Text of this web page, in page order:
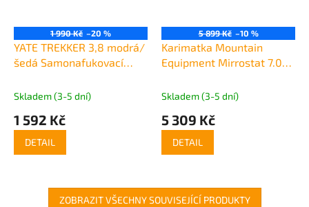
1 990 Kč –20 %
YATE TREKKER 3,8 modrá/
šedá Samonafukovací
Skladem (3-5 dní)
1 592 Kč
DETAIL
5 899 Kč –10 %
Karimatka Mountain
Equipment Mirrostat 7.0
Skladem (3-5 dní)
5 309 Kč
DETAIL
ZOBRAZIT VŠECHNY SOUVISEJÍCÍ PRODUKTY